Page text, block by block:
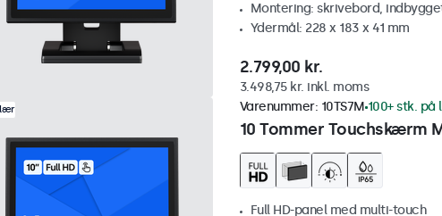
Montering: skrivebord,
Ydermål: 228 x 183 x 41 mm
2.799,00 kr.
3.498,75 kr. inkl. moms
10 Tommer Touchskærm
Varenummer: 10TS7M 100+ stk. på
Full HD-panel med multi-touch